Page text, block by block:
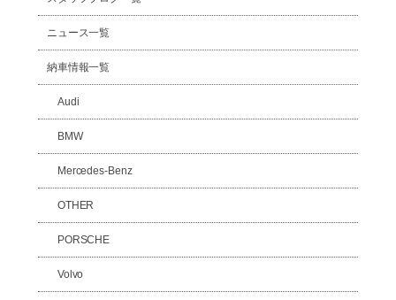
ニュース一覧
納車情報一覧
Audi
BMW
Mercedes-Benz
OTHER
PORSCHE
Volvo